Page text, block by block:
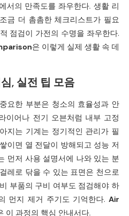
서의 만족도를 좌우한다. 생활 리
금 더 촘촘한 체크리스트가 필요
점검이 가전의 수명을 좌우한다.
은 이렇게 실제 생활 속 데
, 실전 팁 모음
요한 부분은 청소의 효율성과 안
이어나 전기 오븐처럼 내부 고정
지는 기계는 정기적인 관리가 필
이면 열 전달이 방해되고 성능 저
먼저 사용 설명서에 나와 있는 분
레로 닦을 수 있는 표면은 천으로
부품의 구비 여부도 점검해야 하
먼지 제거 주기도 기억한다. Air
이 과정의 핵심 안내서다.